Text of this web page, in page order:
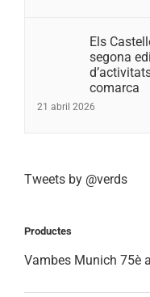
Els
segona
comarca
21 abril 2026
Tweets by @verds
Productes
Vambes Munich 75è